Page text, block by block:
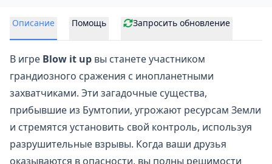
Описание Помощь Запросить обновление
В игре Blow it up вы станете участником
грандиозного сражения с инопланетными
захватчиками. Эти загадочные существа,
прибывшие из Бумтопии, угрожают ресурсам Земли
и стремятся установить свой контроль, используя
разрушительные взрывы. Когда ваши друзья
оказываются в опасности, вы полны решимости